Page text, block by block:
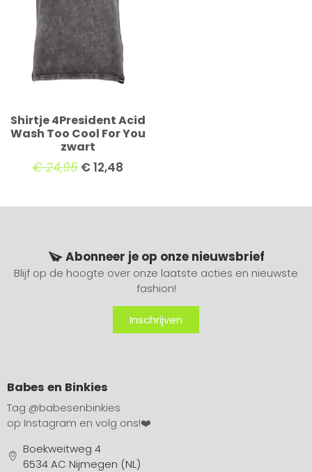
Shirtje 4President Acid
Wash Too Cool For You
zwart
€24,95 €12,48
Abonneer je op onze nieuwsbrief
Blijf op de hoogte over onze laatste acties en nieuwste
fashion!
Inschrijven
Babes en Binkies
Tag @babesenbinkies
op Instagram en volg ons!❤️
Boekweitweg 4
6534 AC Nijmegen (NL)